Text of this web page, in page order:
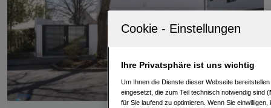
Ihre Privatsphäre ist uns wichtig
Um Ihnen die Dienste dieser Webseite
eingesetzt, die zum Teil technisch notwendig sind (
für Sie laufend zu optimieren. Wenn Sie